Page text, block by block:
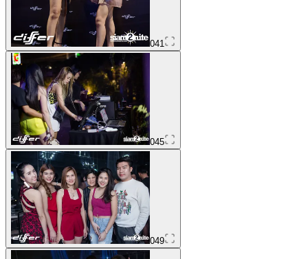
041
045
049